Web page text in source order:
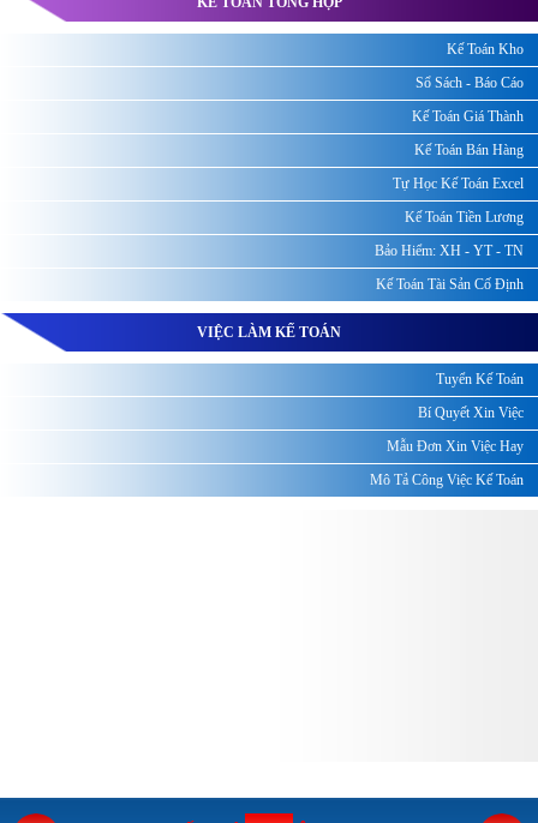
Kế Toán Kho
Sổ Sách - Báo Cáo
Kế Toán Giá Thành
Kế Toán Bán Hàng
Tự Học Kế Toán Excel
Kế Toán Tiền Lương
Bảo Hiểm: XH - YT - TN
Kế Toán Tài Sản Cố Định
VIỆC LÀM KẾ TOÁN
Tuyển Kế Toán
Bí Quyết Xin Việc
Mẫu Đơn Xin Việc Hay
Mô Tả Công Việc Kế Toán